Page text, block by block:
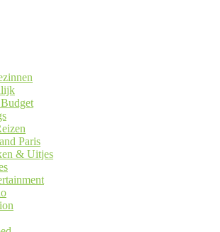
Paris
& Uitjes